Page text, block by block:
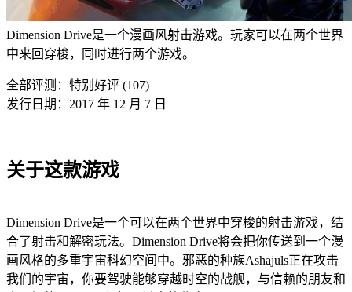
Dimension Drive是一个漫画风射击游戏。玩家可以在两个世界
中来回穿梭，同时进行两个游戏。
全部评测： 特别好评 (107)
发行日期：2017 年 12 月 7 日
关于这款游戏
Dimension Drive是一个可以在两个世界中穿梭的射击游戏，结
合了射击和解密玩法。Dimension Drive将会把你传送到一个漫
画风格的多重宇宙科幻空间中。邪恶的种族Ashajuls正在攻击
我们的宇宙，你要驾驶能够穿越时空的战舰，与信赖的朋友和